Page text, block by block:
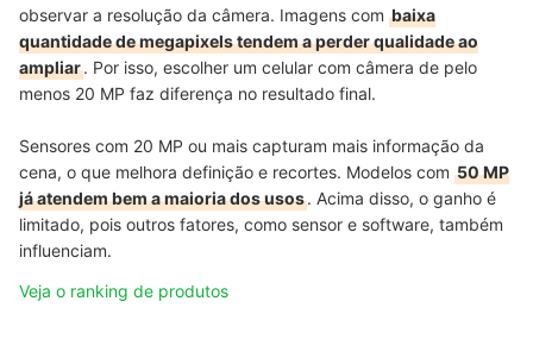
observar a resolução da câmera. Imagens com baixa
quantidade de megapixels tendem a perder qualidade ao
ampliar. Por isso, escolher um celular com câmera de pelo
menos 20 MP faz diferença no resultado final.
Sensores com 20 MP ou mais capturam mais informação da
cena, o que melhora definição e recortes. Modelos com 50 MP
já atendem bem a maioria dos usos. Acima disso, o ganho é
limitado, pois outros fatores, como sensor e software, também
influenciam.
Veja o ranking de produtos